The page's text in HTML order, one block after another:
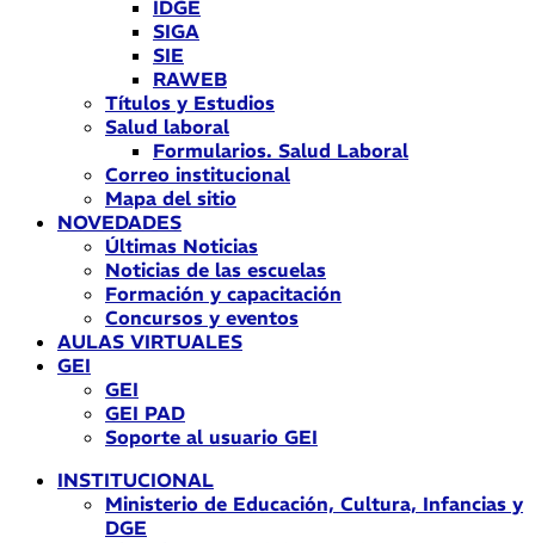
IDGE
SIGA
SIE
RAWEB
Títulos y Estudios
Salud laboral
Formularios. Salud Laboral
Correo institucional
Mapa del sitio
NOVEDADES
Últimas Noticias
Noticias de las escuelas
Formación y capacitación
Concursos y eventos
AULAS VIRTUALES
GEI
GEI
GEI PAD
Soporte al usuario GEI
INSTITUCIONAL
Ministerio de Educación, Cultura, Infancias y
DGE